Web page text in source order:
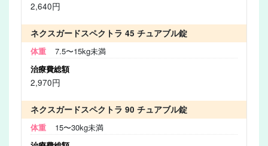
2,640円
ネクスガードスペクトラ 45 チュアブル錠
7.5〜15kg未満
2,970円
ネクスガードスペクトラ 90 チュアブル錠
15〜30kg未満